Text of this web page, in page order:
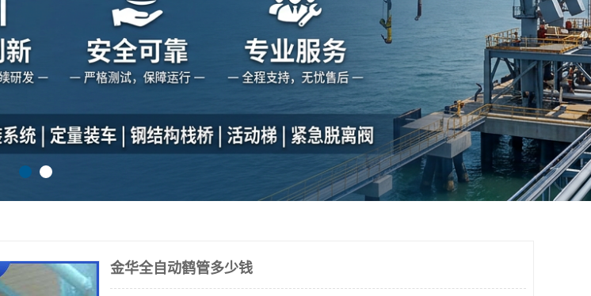
金华全自动鹤管多少钱